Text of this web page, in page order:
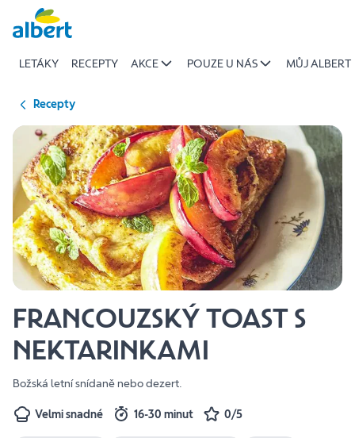
Přeskočit
LETÁKY RECEPTY AKCE POUZE U NÁS MŮJ ALBERT
Recepty
FRANCOUZSKÝ TOAST S
NEKTARINKAMI
Božská letní snídaně nebo dezert.
Velmi snadné 16-30 minut 0/5